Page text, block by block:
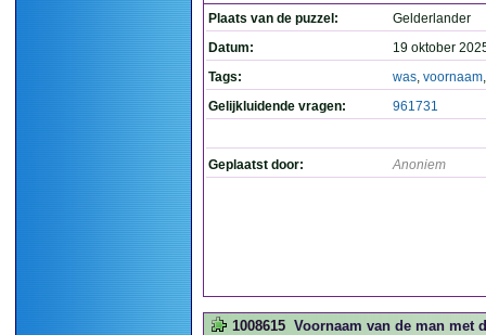
Plaats van de puzzel:
Gelderlander
Datum:
19 oktober
Tags:
was, voornaam
Gelijkluidende vragen:
961731
Geplaatst door: Anoniem
1008615 Voornaam van de man met